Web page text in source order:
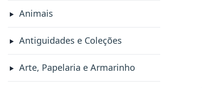
Animais
Antiguidades e Coleções
Arte, Papelaria e Armarinho